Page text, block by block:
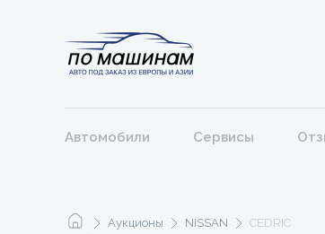
Автомобили Сервисы
Аукционы NISSAN CEDRIC